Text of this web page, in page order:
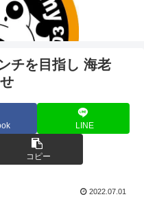
チを目指し 海老
LINE
コピー
2022.07.01